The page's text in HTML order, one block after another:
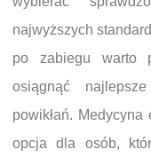
najwyższych
po zabiegu warto
osiągnąć
powikłań.
opcja dla osób,